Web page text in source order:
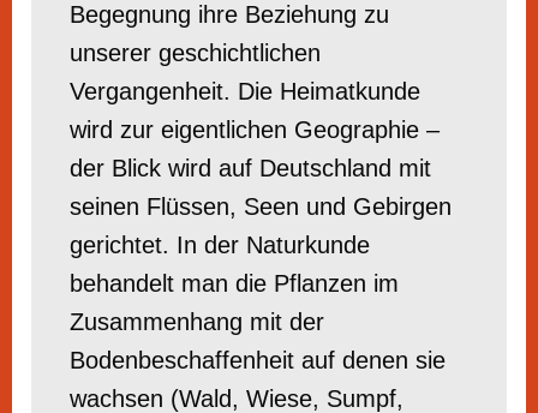
Begegnung ihre Beziehung zu
unserer geschichtlichen
Vergangenheit. Die Heimatkunde
wird zur eigentlichen Geographie –
der Blick wird auf Deutschland mit
seinen Flüssen, Seen und Gebirgen
gerichtet. In der Naturkunde
behandelt man die Pflanzen im
Zusammenhang mit der
Bodenbeschaffenheit auf denen sie
wachsen (Wald, Wiese, Sumpf,